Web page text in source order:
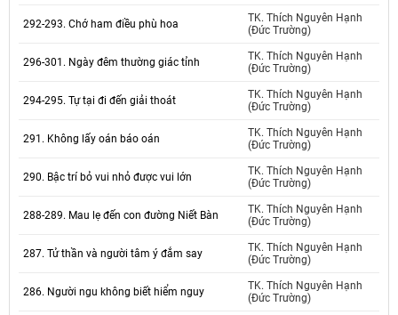
292-293. Chớ ham điều phù hoa
TK. Thích Nguyên Hạnh
(Đức Trường)
296-301. Ngày đêm thường giác tỉnh
TK. Thích Nguyên Hạnh
(Đức Trường)
294-295. Tự tại đi đến giải thoát
TK. Thích Nguyên Hạnh
(Đức Trường)
291. Không lấy oán báo oán
TK. Thích Nguyên Hạnh
(Đức Trường)
290. Bậc trí bỏ vui nhỏ được vui lớn
TK. Thích Nguyên Hạnh
(Đức Trường)
288-289. Mau lẹ đến con đường Niết Bàn
TK. Thích Nguyên Hạnh
(Đức Trường)
287. Tử thần và người tâm ý đắm say
TK. Thích Nguyên Hạnh
(Đức Trường)
286. Người ngu không biết hiểm nguy
TK. Thích Nguyên Hạnh
(Đức Trường)